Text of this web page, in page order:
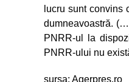
lucru sunt convins
dumneavoastră.
PNRR-ul la
PNRR-ului nu
sursa: Agerpres.ro